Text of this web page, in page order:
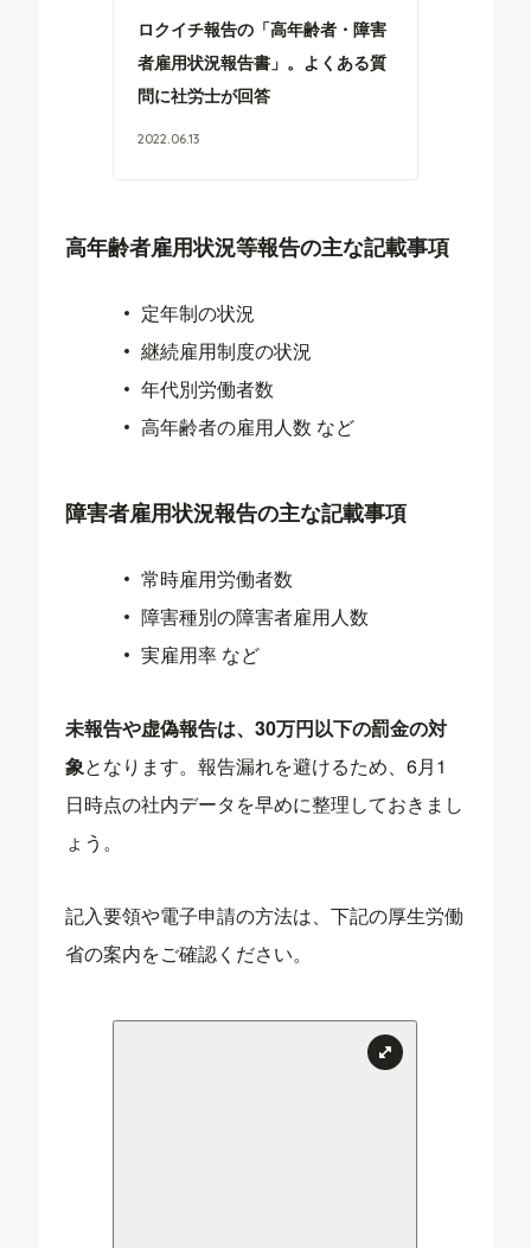
ロクイチ報告の「高年齢者・障害
者雇用状況報告書」。よくある質
問に社労士が回答
2022.06.13
高年齢者雇用状況等報告の主な記載事項
定年制の状況
継続雇用制度の状況
年代別労働者数
高年齢者の雇用人数 など
障害者雇用状況報告の主な記載事項
常時雇用労働者数
障害種別の障害者雇用人数
実雇用率 など
未報告や虚偽報告は、30万円以下の罰金の対
象となります。報告漏れを避けるため、6月1
日時点の社内データを早めに整理しておきまし
ょう。
記入要領や電子申請の方法は、下記の厚生労働
省の案内をご確認ください。